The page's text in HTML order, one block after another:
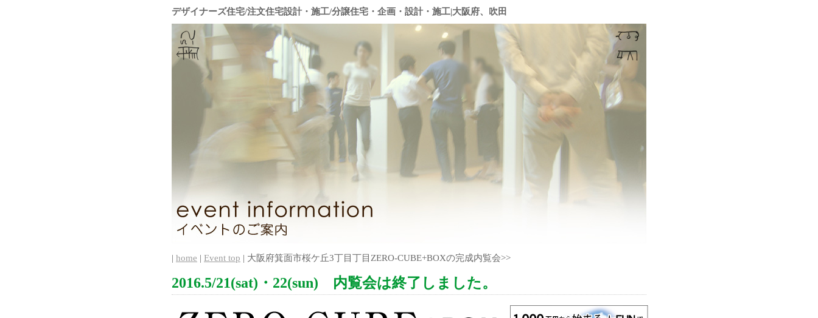
デザイナーズ住宅/注文住宅設計・施工/分譲住宅・企画・設計・施工|大阪府、吹田
| home | Event top | 大阪府箕面市桜ケ丘3丁目丁目ZERO-CUBE+BOXの完成内覧会>>
2016.5/21(sat)・22(sun) 内覧会は終了しました。